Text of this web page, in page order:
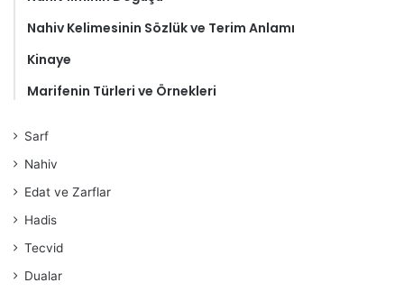
Nahiv Kelimesinin Sözlük ve Terim Anlamı
Kinaye
Marifenin Türleri ve Örnekleri
Sarf
Nahiv
Edat ve Zarflar
Hadis
Tecvid
Dualar